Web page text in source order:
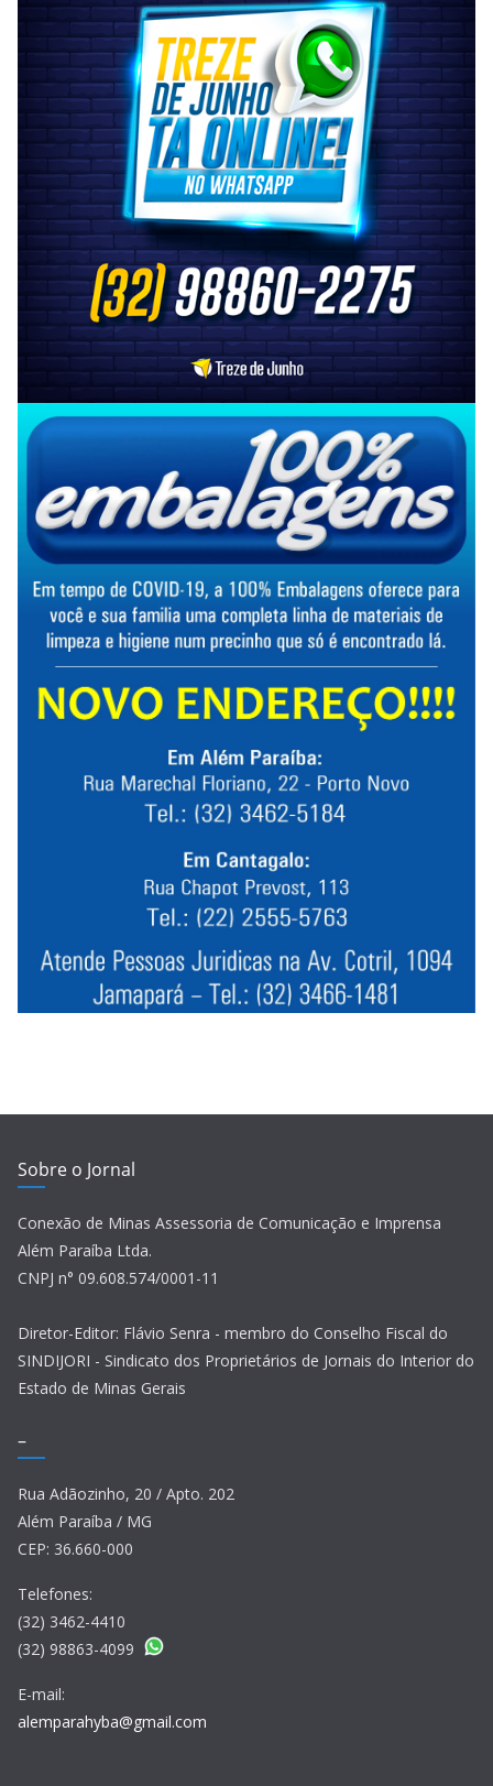
Sobre o Jornal
Conexão de Minas Assessoria de Comunicação e Imprensa
Além Paraíba Ltda.
CNPJ n° 09.608.574/0001-11
Diretor-Editor: Flávio Senra - membro do Conselho Fiscal do
SINDIJORI - Sindicato dos Proprietários de Jornais do Interior do
Estado de Minas Gerais
–
Rua Adãozinho, 20 / Apto. 202
Além Paraíba / MG
CEP: 36.660-000
Telefones:
(32) 3462-4410
(32) 98863-4099
E-mail:
alemparahyba@gmail.com